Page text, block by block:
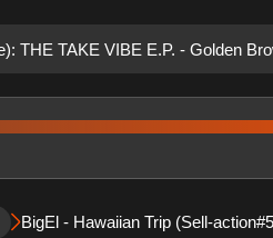
THE TAKE VIBE E.P. - Golden
BigEl - Hawaiian Trip (Sell-